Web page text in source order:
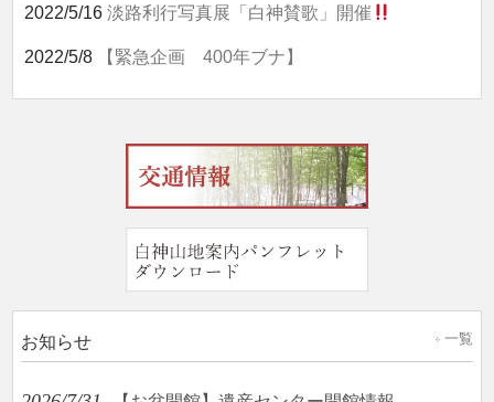
2022/5/16 淡路利行写真展「白神賛歌」開催
2022/5/8 【緊急企画 400年ブナ】
お知らせ 一覧